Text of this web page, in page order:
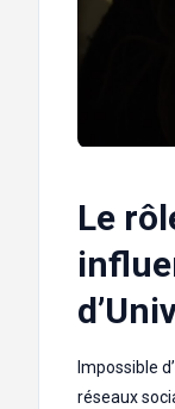
Le
Impossible
réseaux